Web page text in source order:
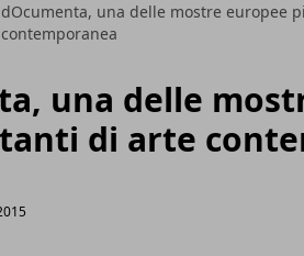
dOcumenta, una delle mostre europee
contemporanea
una delle
di arte